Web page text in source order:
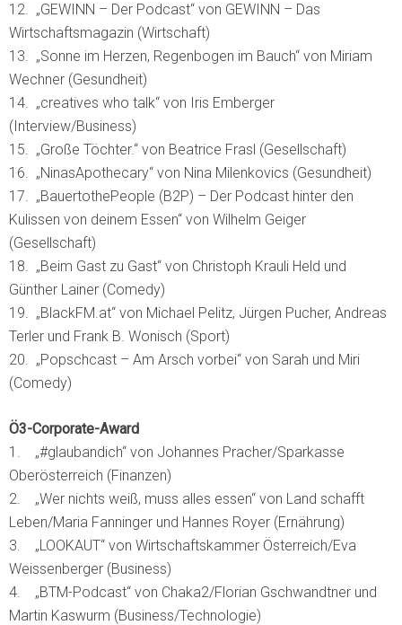
12. „GEWINN – Der Podcast“ von GEWINN – Das
Wirtschaftsmagazin (Wirtschaft)
13. „Sonne im Herzen, Regenbogen im Bauch“ von Miriam
Wechner (Gesundheit)
14. „creatives who talk“ von Iris Emberger
(Interview/Business)
15. „Große Töchter.“ von Beatrice Frasl (Gesellschaft)
16. „NinasApothecary“ von Nina Milenkovics (Gesundheit)
17. „BauertothePeople (B2P) – Der Podcast hinter den
Kulissen von deinem Essen“ von Wilhelm Geiger
(Gesellschaft)
18. „Beim Gast zu Gast“ von Christoph Krauli Held und
Günther Lainer (Comedy)
19. „BlackFM.at“ von Michael Pelitz, Jürgen Pucher, Andreas
Terler und Frank B. Wonisch (Sport)
20. „Popschcast – Am Arsch vorbei“ von Sarah und Miri
(Comedy)
Ö3-Corporate-Award
1. „#glaubandich“ von Johannes Pracher/Sparkasse
Oberösterreich (Finanzen)
2. „Wer nichts weiß, muss alles essen“ von Land schafft
Leben/Maria Fanninger und Hannes Royer (Ernährung)
3. „LOOKAUT“ von Wirtschaftskammer Österreich/Eva
Weissenberger (Business)
4. „BTM-Podcast“ von Chaka2/Florian Gschwandtner und
Martin Kaswurm (Business/Technologie)